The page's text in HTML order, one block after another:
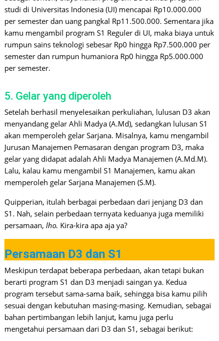
studi di Universitas Indonesia (UI) mencapai Rp10.000.000
per semester dan uang pangkal Rp11.500.000. Sementara jika
kamu mengambil program S1 Reguler di UI, maka biaya untuk
rumpun sains teknologi sebesar Rp0 hingga Rp7.500.000 per
semester dan rumpun humaniora Rp0 hingga Rp5.000.000
per semester.
5. Gelar yang diperoleh
Setelah berhasil menyelesaikan perkuliahan, lulusan D3 akan
menyandang gelar Ahli Madya (A.Md), sedangkan lulusan S1
akan memperoleh gelar Sarjana. Misalnya, kamu mengambil
Jurusan Manajemen Pemasaran dengan program D3, maka
gelar yang didapat adalah Ahli Madya Manajemen (A.Md.M).
Lalu, kalau kamu mengambil S1 Manajemen, kamu akan
memperoleh gelar Sarjana Manajemen (S.M).
Quipperian, itulah berbagai perbedaan dari jenjang D3 dan
S1. Nah, selain perbedaan ternyata keduanya juga memiliki
persamaan,lho. Kira-kira apa aja ya?
Persamaan D3 dan S1
Meskipun terdapat beberapa perbedaan, akan tetapi bukan
berarti program S1 dan D3 menjadi saingan ya. Kedua
program tersebut sama-sama baik, sehingga bisa kamu pilih
sesuai dengan kebutuhan masing-masing. Kemudian, sebagai
bahan pertimbangan lebih lanjut, kamu juga perlu
mengetahui persamaan dari D3 dan S1, sebagai berikut: